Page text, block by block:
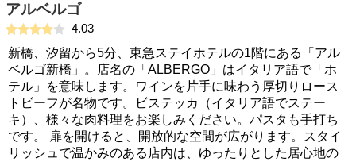
アルベルゴ
4.03
新橋、汐留から5分、東急ステイホテルの1階にある「アル
ベルゴ新橋」。店名の「ALBERGO」はイタリア語で「ホ
テル」を意味します。ワインを片手に味わう厚切りロース
トビーフが名物です。ビステッカ（イタリア語でステー
キ）、様々な肉料理をお楽しみください。パスタも手打ち
です。 扉を開けると、開放的な空間が広がります。スタイ
リッシュで温かみのある店内は、ゆったりとした居心地の